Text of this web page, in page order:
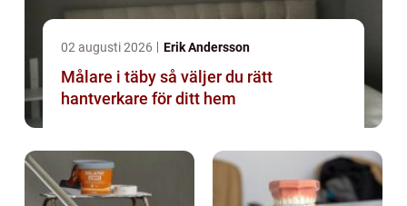
02 augusti 2026 Erik Andersson
Målare i täby så väljer du rätt
hantverkare för ditt hem